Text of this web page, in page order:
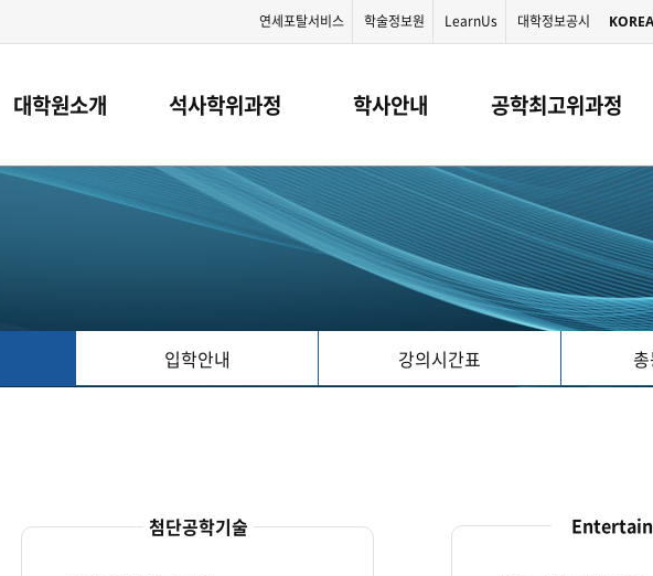
연세포탈서비스 학술정보원 LearnUs 대학정보공시
대학원소개 석사학위과정 학사안내 공학최고위과정
입학안내 강의시간표
첨단공학기술